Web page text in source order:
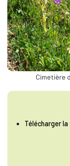
Cimetière
Télécharger